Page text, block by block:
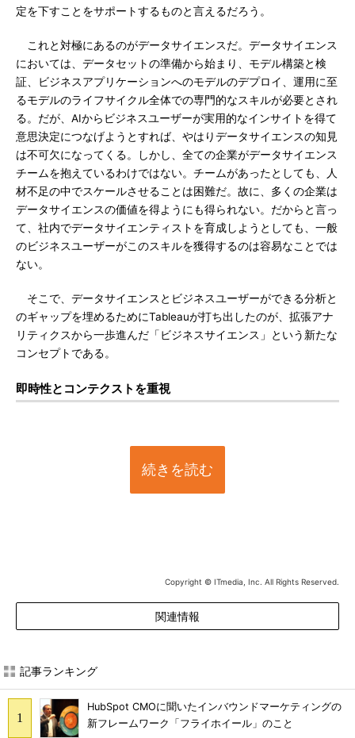
定を下すことをサポートするものと言えるだろう。
これと対極にあるのがデータサイエンスだ。データサイエンス
においては、データセットの準備から始まり、モデル構築と検
証、ビジネスアプリケーションへのモデルのデプロイ、運用に至
るモデルのライフサイクル全体での専門的なスキルが必要とされ
る。だが、AIからビジネスユーザーが実用的なインサイトを得て
意思決定につなげようとすれば、やはりデータサイエンスの知見
は不可欠になってくる。しかし、全ての企業がデータサイエンス
チームを抱えているわけではない。チームがあったとしても、人
材不足の中でスケールさせることは困難だ。故に、多くの企業は
データサイエンスの価値を得ようにも得られない。だからと言っ
て、社内でデータサイエンティストを育成しようとしても、一般
のビジネスユーザーがこのスキルを獲得するのは容易なことでは
ない。
そこで、データサイエンスとビジネスユーザーができる分析と
のギャップを埋めるためにTableauが打ち出したのが、拡張アナ
リティクスから一歩進んだ「ビジネスサイエンス」という新たな
コンセプトである。
即時性とコンテクストを重視
続きを読む
Copyright © ITmedia, Inc. All Rights Reserved.
関連情報
記事ランキング
HubSpot CMOに聞いたインバウンドマーケティングの
新フレームワーク「フライホイール」のこと